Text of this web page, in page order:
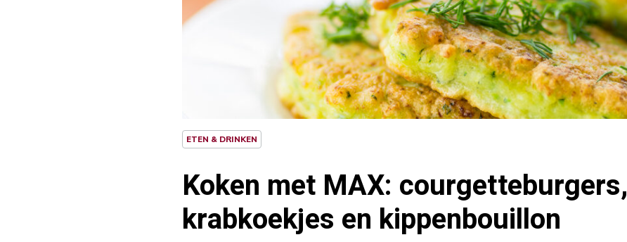
ETEN & DRINKEN
Koken met MAX: courgetteburgers,
krabkoekjes en kippenbouillon